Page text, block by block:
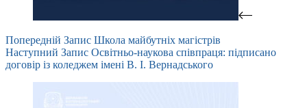
Попередній Запис Школа майбутніх магістрів
Наступний Запис Освітньо-наукова співпраця: підписано
договір із коледжем імені В. І. Вернадського